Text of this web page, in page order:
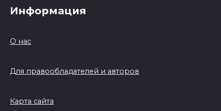
Информация
О нас
Для правообладателей и авторов
Карта сайта